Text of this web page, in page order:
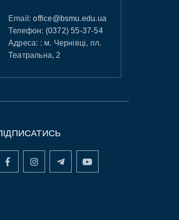
Email:office@bsmu.edu.ua
Телефон: (0372) 55-37-54
Адреса: : м. Чернівці, пл.
Театральна, 2